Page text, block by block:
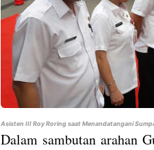
Asisten III Roy Roring saat Menandatangani
Dalam sambutan arahan